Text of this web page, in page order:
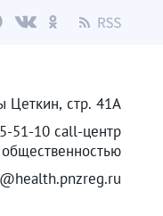
Цеткин, стр. 41А
51-10 call-центр